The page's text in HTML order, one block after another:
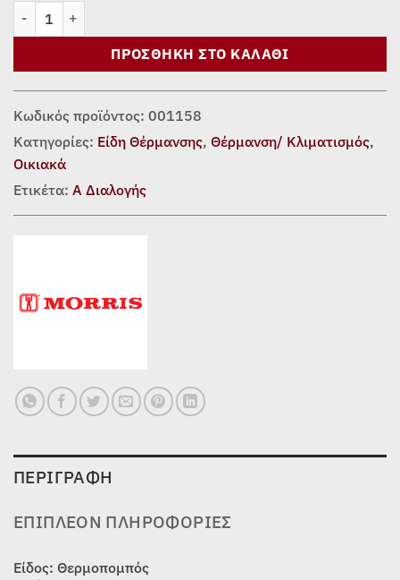
ΠΡΟΣΘΉΚΗ ΣΤΟ ΚΑΛΆΘΙ
Κωδικός προϊόντος: 001158
Κατηγορίες: Είδη Θέρμανσης, Θέρμανση/ Κλιματισμός,
Οικιακά
Ετικέτα: Α Διαλογής
ΠΕΡΙΓΡΑΦΉ
ΕΠΙΠΛΈΟΝ ΠΛΗΡΟΦΟΡΊΕΣ
Είδος: Θερμοπομπός